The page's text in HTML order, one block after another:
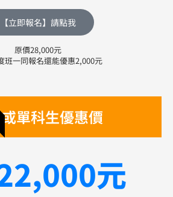
【立即報名】請點我
原價28,000元
班一同報名還能優惠2,000元
單科生優惠價
元